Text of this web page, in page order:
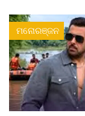
ମନୋରଞ୍ଜନ